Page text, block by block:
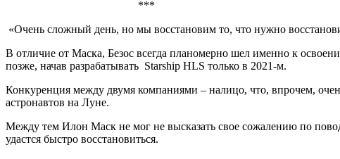
***
«Очень сложный день, но мы восстановим то, что нужно
В отличие от Маска, Безос всегда планомерно шел именно к
позже, начав разрабатывать Starship HLS только в 2021-м.
Конкуренция между двумя компаниями – налицо, что, впрочем,
астронавтов на Луне.
Между тем Илон Маск не мог не высказать свое сожалению по
удастся быстро восстановиться.